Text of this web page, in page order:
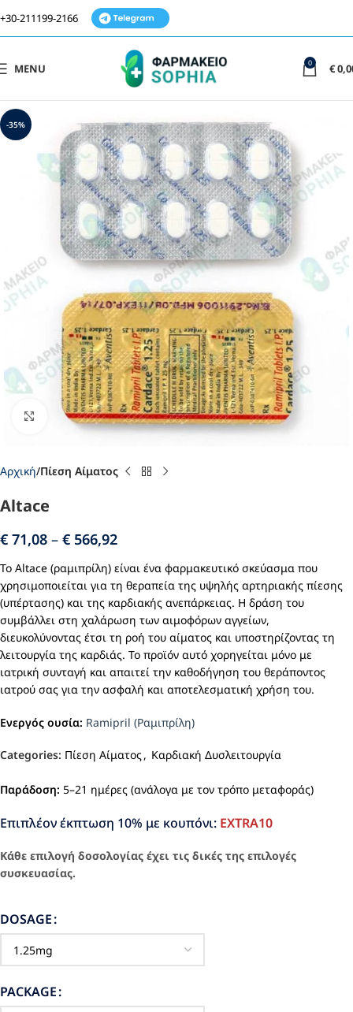
+30-211199-2166
MENU 0 €
-35%
Click to enlarge
Αρχική Πίεση Αίματος
Altace
€ 71,08 – € 566,92
Το Altace (ραμιπρίλη) είναι ένα φαρμακευτικό σκεύασμα που
χρησιμοποιείται για τη θεραπεία της υψηλής αρτηριακής πίεσης
(υπέρτασης) και της καρδιακής ανεπάρκειας. Η δράση του
συμβάλλει στη χαλάρωση των αιμοφόρων αγγείων,
διευκολύνοντας έτσι τη ροή του αίματος και υποστηρίζοντας τη
λειτουργία της καρδιάς. Το προϊόν αυτό χορηγείται μόνο με
ιατρική συνταγή και απαιτεί την καθοδήγηση του θεράποντος
ιατρού σας για την ασφαλή και αποτελεσματική χρήση του.
Ενεργός ουσία: Ramipril (Ραμιπρίλη)
Categories: Πίεση Αίματος , Καρδιακή Δυσλειτουργία
Παράδοση: 5–21 ημέρες (ανάλογα με τον τρόπο μεταφοράς)
Επιπλέον έκπτωση 10% με κουπόνι: EXTRA10
Κάθε επιλογή δοσολογίας έχει τις δικές της επιλογές
συσκευασίας.
DOSAGE
PACKAGE